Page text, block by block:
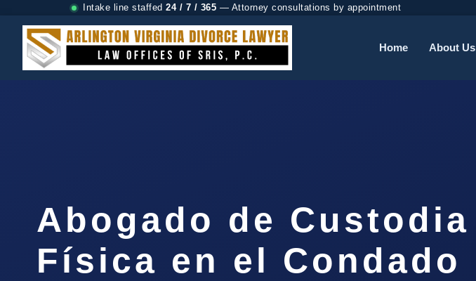
Intake line staffed 24 / 7 / 365 — Attorney consultations by appointment
Home About Us
Abogado de Custodia
Física en el Condado